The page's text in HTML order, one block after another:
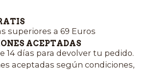
superiores a 69 Euros
ACEPTADAS
14 días para devolver tu pedido.
aceptadas según condiciones,